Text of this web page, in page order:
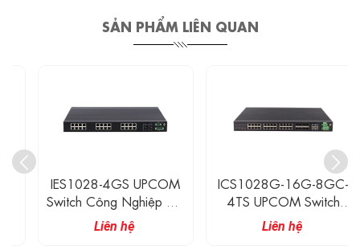
SẢN PHẨM LIÊN QUAN
IES1028-4GS UPCOM
Switch Công Nghiệp Có
Quản Lý 24 Cổng
Ethernet 10/100M + 4
Liên hệ
ICS1028G-16G-8GC-
4TS UPCOM Switch
Công Nghiệp Layer 3 16
Cổng Ethernet 1G, 8
Liên hệ